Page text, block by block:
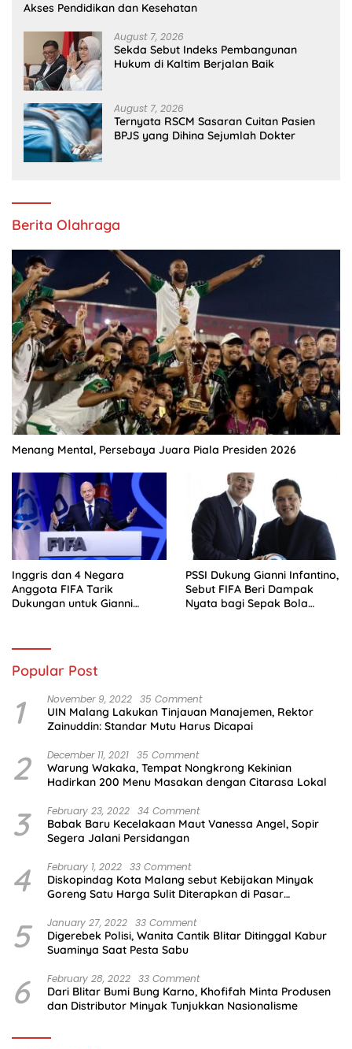
Akses Pendidikan dan Kesehatan
August 7, 2026
Sekda Sebut Indeks Pembangunan
Hukum di Kaltim Berjalan Baik
August 7, 2026
Ternyata RSCM Sasaran Cuitan Pasien
BPJS yang Dihina Sejumlah Dokter
Berita Olahraga
Menang Mental, Persebaya Juara Piala Presiden 2026
Inggris dan 4 Negara
Anggota FIFA Tarik
Dukungan untuk Gianni
PSSI Dukung Gianni Infantino,
Sebut FIFA Beri Dampak
Nyata bagi Sepak Bola
Popular Post
1 November 9, 2022 35 Comment
UIN Malang Lakukan Tinjauan Manajemen, Rektor
Zainuddin: Standar Mutu Harus Dicapai
2 December 11, 2021 35 Comment
Warung Wakaka, Tempat Nongkrong Kekinian
Hadirkan 200 Menu Masakan dengan Citarasa Lokal
3 February 23, 2022 34 Comment
Babak Baru Kecelakaan Maut Vanessa Angel, Sopir
Segera Jalani Persidangan
4 February 1, 2022 33 Comment
Diskopindag Kota Malang sebut Kebijakan Minyak
Goreng Satu Harga Sulit Diterapkan di Pasar
5 January 27, 2022 33 Comment
Digerebek Polisi, Wanita Cantik Blitar Ditinggal Kabur
Suaminya Saat Pesta Sabu
6 February 28, 2022 33 Comment
Dari Blitar Bumi Bung Karno, Khofifah Minta Produsen
dan Distributor Minyak Tunjukkan Nasionalisme